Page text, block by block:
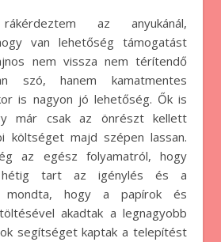
az anyukánál,
van lehetőség támogatást
nem vissza nem térítendő
szó, hanem kamatmentes
is nagyon jó lehetőség. Ők is
már csak az önrészt kellett
költséget majd szépen lassan.
az egész folyamatról, hogy
hétig tart az igénylés és a
mondta, hogy a papírok és
akadtak a legnagyobb
segítséget kaptak a telepítést